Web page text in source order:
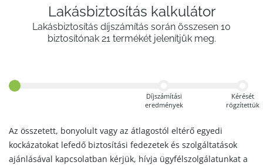
Lakásbiztosítás kalkulátor
Lakásbiztosítás díjszámítás során összesen 10
biztosítónak 21 termékét jelenítjük meg.
Díjszámítási
eredmények
Kérését
rögzítettük
Az összetett, bonyolult vagy az átlagostól eltérő egyedi
kockázatokat lefedő biztosítási fedezetek és szolgáltatások
ajánlásával kapcsolatban kérjük, hívja ügyfélszolgálatunkat a